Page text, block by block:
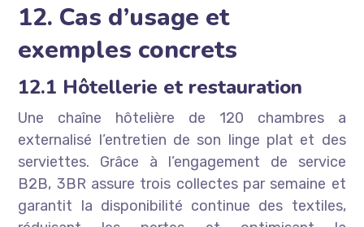
12. Cas d’usage et
exemples concrets
12.1 Hôtellerie et restauration
Une chaîne hôtelière de 120 chambres a
externalisé l’entretien de son linge plat et des
serviettes. Grâce à l’engagement de service
B2B, 3BR assure trois collectes par semaine et
garantit la disponibilité continue des textiles,